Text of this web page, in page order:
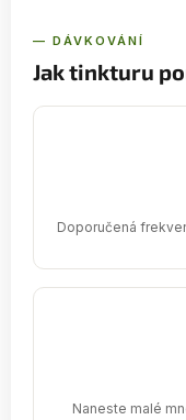
— DÁVKOVÁNÍ
Jak tinkturu
Doporučená
Naneste malé